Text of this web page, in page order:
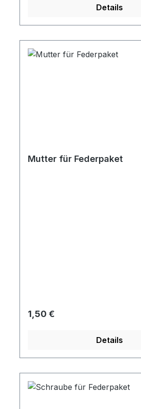
Details
Mutter für Federpaket
Regulärer Preis:
1,50 €
Details